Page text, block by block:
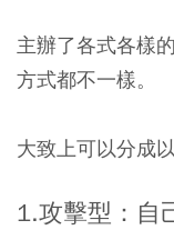
主辦了各式各樣
方式都不一樣。
大致上可以分成
1.攻擊型：自